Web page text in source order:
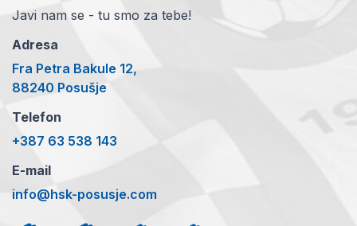
Javi nam se - tu smo za tebe!
Adresa
Fra Petra Bakule 12,
88240 Posušje
Telefon
+387 63 538 143
E-mail
info@hsk-posusje.com